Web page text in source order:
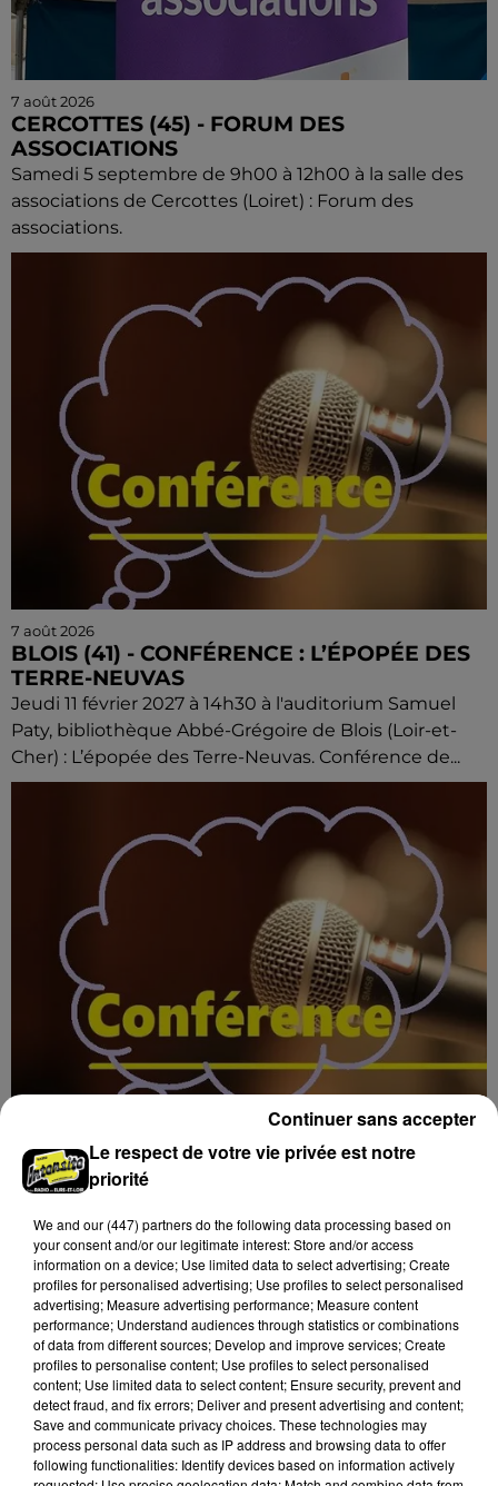
7 août 2026
CERCOTTES (45) - FORUM DES
ASSOCIATIONS
Samedi 5 septembre de 9h00 à 12h00 à la salle des
associations de Cercottes (Loiret) : Forum des
associations.
7 août 2026
BLOIS (41) - CONFÉRENCE : L’ÉPOPÉE DES
TERRE-NEUVAS
Jeudi 11 février 2027 à 14h30 à l'auditorium Samuel
Paty, bibliothèque Abbé-Grégoire de Blois (Loir-et-
Cher) : L’épopée des Terre-Neuvas. Conférence de...
7 août 2026
BLOIS (41) - CONFÉRENCE : « SOYEZ
Jeudi 4 février 2027 à 14h30 à l'auditorium Samuel
Paty, bibliothèque Abbé-Grégoire de Blois (Loir-et-
Cher) : « Soyez maudits ! » Les malédictions
déposées...
Le respect de votre vie privée est notre
priorité
We and our (447) partnersdo the following data processing based on
your consent and/or our legitimate interest: Store and/or access
information on a device; Use limited data to select advertising; Create
profiles for personalised advertising; Use profiles to select personalised
advertising; Measure advertising performance; Measure content
performance; Understand audiences through statistics or combinations
of data from different sources; Develop and improve services; Create
profiles to personalise content; Use profiles to select personalised
content; Use limited data to select content; Ensure security, prevent and
detect fraud, and fix errors; Deliver and present advertising and content;
Save and communicate privacy choices. These technologies may
process personal data such as IP address and browsing data to offer
following functionalities: Identify devices based on information actively
Continuer sans accepter